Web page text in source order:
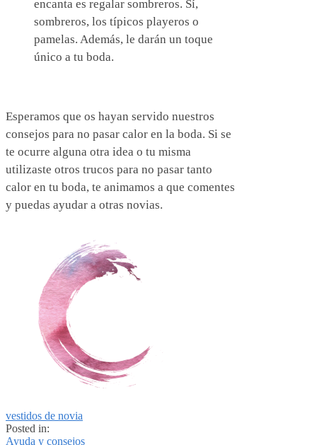
encanta es regalar sombreros. Sí,
sombreros, los típicos playeros o
pamelas. Además, le darán un toque
único a tu boda.
Esperamos que os hayan servido nuestros
consejos para no pasar calor en la boda. Si se
te ocurre alguna otra idea o tu misma
utilizaste otros trucos para no pasar tanto
calor en tu boda, te animamos a que comentes
y puedas ayudar a otras novias.
vestidos de novia
Posted in:
Ayuda y consejos